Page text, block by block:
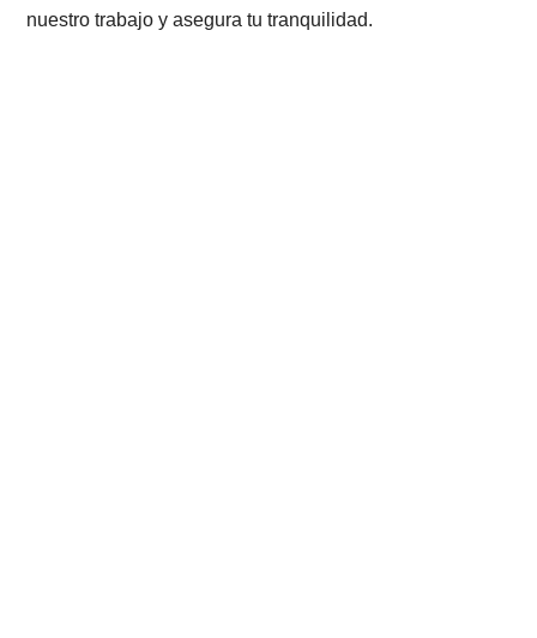
nuestro trabajo y asegura tu tranquilidad.